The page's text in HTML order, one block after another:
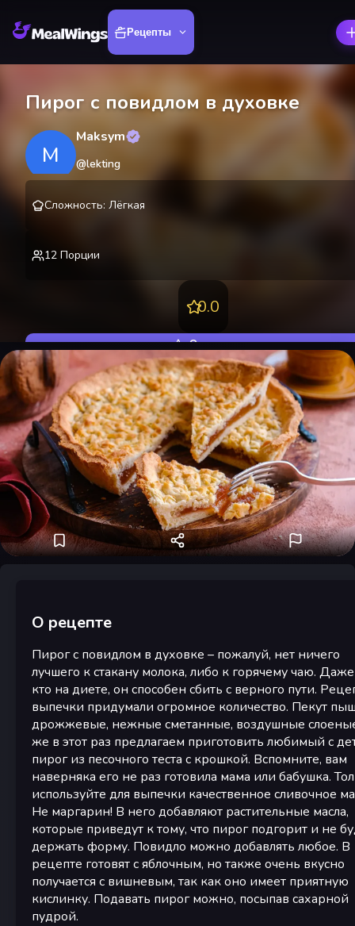
Рецепты
Пирог с повидлом в духовке
M
Maksym
@lekting
Сложность: Лёгкая
12 Порции
0.0
Оценить
О рецепте
Пирог с повидлом в духовке – пожалуй, нет ничего
лучшего к стакану молока, либо к горячему чаю.
кто на диете, он способен сбить с верного пути.
выпечки придумали огромное количество. Пекут
дрожжевые, нежные сметанные, воздушные
же в этот раз предлагаем приготовить любимый с
пирог из песочного теста с крошкой. Вспомните, вам
наверняка его не раз готовила мама или бабушка.
используйте для выпечки качественное сливочное
Не маргарин! В него добавляют растительные масла,
которые приведут к тому, что пирог подгорит и не
держать форму. Повидло можно добавлять любое. В
рецепте готовят с яблочным, но также очень вкусно
получается с вишневым, так как оно имеет приятную
кислинку. Подавать пирог можно, посыпав сахарной
пудрой.